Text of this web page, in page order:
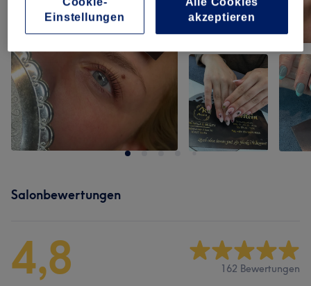
Salonbewertungen
4,8 162 Bewertungen
Einstellungen
akzeptieren